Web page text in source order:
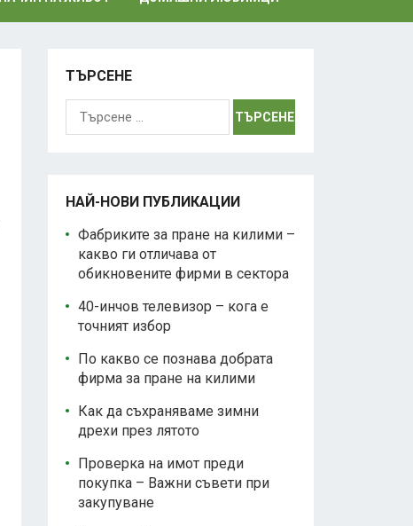
ТЪРСЕНЕ
Търсене
НАЙ-НОВИ ПУБЛИКАЦИИ
Фабриките за пране на килими –
какво ги отличава от
обикновените фирми в сектора
40-инчов телевизор – кога е
точният избор
По какво се познава добрата
фирма за пране на килими
Как да съхраняваме зимни
дрехи през лятото
Проверка на имот преди
покупка – Важни съвети при
закупуване